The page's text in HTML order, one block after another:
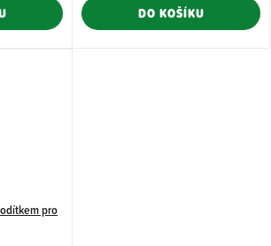
DO KOŠÍKU
pro